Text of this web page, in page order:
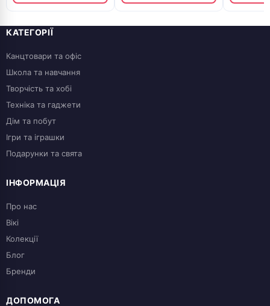
КАТЕГОРІЇ
Канцтовари та офіс
Школа та навчання
Творчість та хобі
Техніка та гаджети
Дім та побут
Ігри та іграшки
Подарунки та свята
ІНФОРМАЦІЯ
Про нас
Вікі
Колекції
Блог
Бренди
ДОПОМОГА